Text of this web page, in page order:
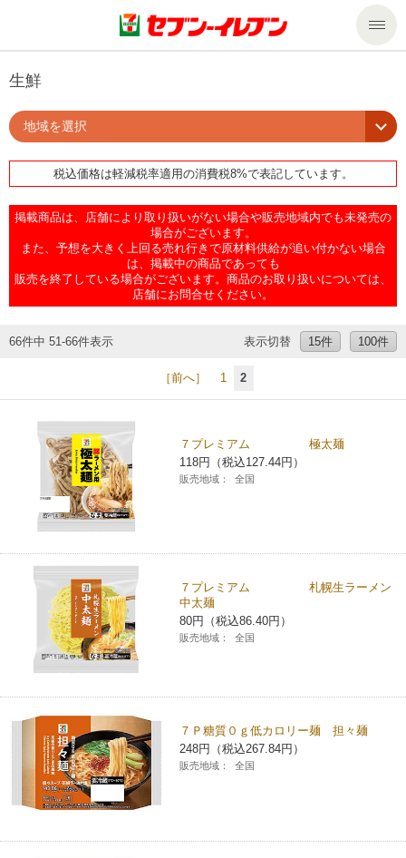
商品のご案内
商品のご案内トップ
今週の新商品
商品カテゴリ一覧
食の安全・安心への取組み
プリペイドカード・金券
ニンテンドー・ダウンロードカード
セール・キャンペーン
サービス
nanacoトップ
マルチコピー機でできることトップ
プリント
スキャン
ファクス
チケット
スポーツ振興くじ
行政サービス
保険
切手・はがき・印紙
セブン銀行ATM
ご利用可能なお支払い方法
各種料金のお支払い
レジでApple Accountにチャージ
オンラインフォトサービス
セブンチケット
チケットぴあ
イープラス
CNプレイガイド
セブン‐イレブンでお受取り
セブンネットショッピング
企業情報トップ
ニュースリリース
企業理念
会社概要
貸借対照表・損益計算書
沿革
国内店舗数
セブン‐イレブンの海外事業
データで見るセブン‐イレブン
セブン‐イレブンの「商品力」
私たちの取組み
サステナビリティ
セブン＆アイ・ホールディングスの重点課題
サステナビリティ活動基本方針
GREEN CHALLENGE 2050
4VISIONS
サステナビリティレポート
報告書ライブラリー
加盟店オーナー募集 物件募集・購入
アルバイト情報
店舗検索
ネットショッピング
Language
English (Corporate)
English (Services)
简体中文(服务)
한국어(서비스)
ภาษาไทย(บริการ)
生鮮
地域を選択
税込価格は軽減税率適用の消費税8%で表記しています。
掲載商品は、店舗により取り扱いがない場合や販売地域内でも未発売の
場合がございます。
また、予想を大きく上回る売れ行きで原材料供給が追い付かない場合
は、掲載中の商品であっても
販売を終了している場合がございます。商品のお取り扱いについては、
店舗にお問合せください。
66件中 51-66件表示 表示切替 15件 100件
［前へ］ 1 2
７プレミアム 極太麺
118円（税込127.44円）
販売地域： 全国
７プレミアム 札幌生ラーメン
中太麺
80円（税込86.40円）
販売地域： 全国
７Ｐ糖質０ｇ低カロリー麺 担々麺
248円（税込267.84円）
販売地域： 全国